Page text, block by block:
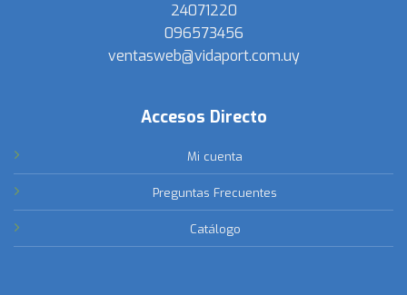
24071220
096573456
ventasweb@vidaport.com.uy
Accesos Directo
Mi cuenta
Preguntas Frecuentes
Catálogo